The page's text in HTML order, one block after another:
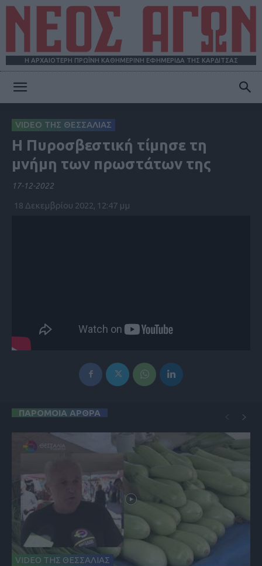
Η ΑΡΧΑΙΟΤΕΡΗ ΠΡΩΪΝΗ ΚΑΘΗΜΕΡΙΝΗ ΕΦΗΜΕΡΙΔΑ ΤΗΣ ΚΑΡΔΙΤΣΑΣ
ΑΓΩΝ
VIDEO ΤΗΣ ΘΕΣΣΑΛΙΑΣ
Η Πυροσβεστική τίμησε τη
μνήμη των πρωστάτων της
17-12-2022
18 Δεκεμβρίου 2022, 12:47 μμ
ΠΑΡΟΜΟΙΑ ΑΡΘΡΑ
VIDEO ΤΗΣ ΘΕΣΣΑΛΙΑΣ